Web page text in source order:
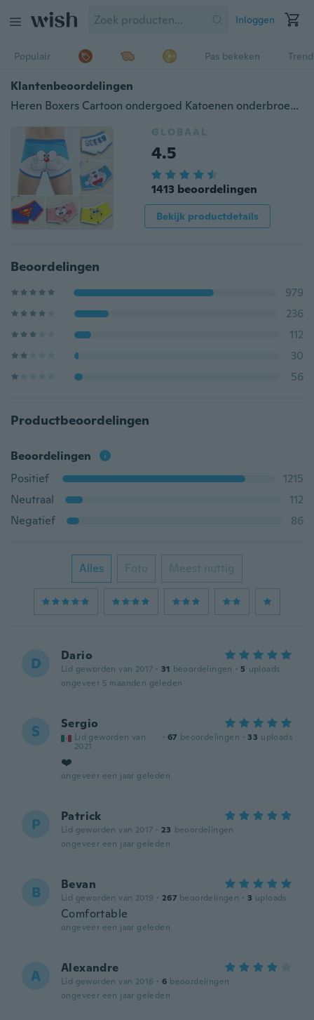
Inloggen
Populair Pas bekeken
Klantenbeoordelingen
Heren Boxers Cartoon ondergoed Katoenen onderbroek heren boxershort Cuecas Calzoncillos cartoon panty L XL
GLOBAAL
4.5
1413 beoordelingen
Bekijk productdetails
Beoordelingen
979
236
112
30
56
Productbeoordelingen
Beoordelingen
Positief
1215
Neutraal
112
Negatief
86
Alles Foto Meest nuttig
D Dario
Lid geworden van 2017 · 31 beoordelingen · 5 uploads
ongeveer 5 maanden geleden
S Sergio
Lid geworden van
2021
· 67 beoordelingen · 33 uploads
❤️
ongeveer een jaar geleden
P Patrick
Lid geworden van 2017 · 23 beoordelingen
ongeveer een jaar geleden
B Bevan
Lid geworden van 2019 · 267 beoordelingen · 3 uploads
Comfortable
ongeveer een jaar geleden
A Alexandre
Lid geworden van 2016 · 6 beoordelingen
ongeveer een jaar geleden